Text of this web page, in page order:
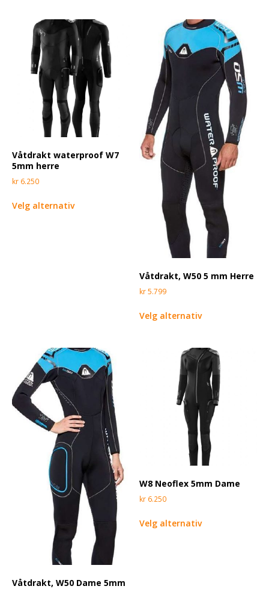
Våtdrakt waterproof W7
5mm herre
kr 6.250
Velg alternativ
Våtdrakt, W50 5 mm Herre
kr5.799
Velg alternativ
Våtdrakt, W50 Dame 5mm
W8 Neoflex 5mm Dame
kr 6.250
Velg alternativ